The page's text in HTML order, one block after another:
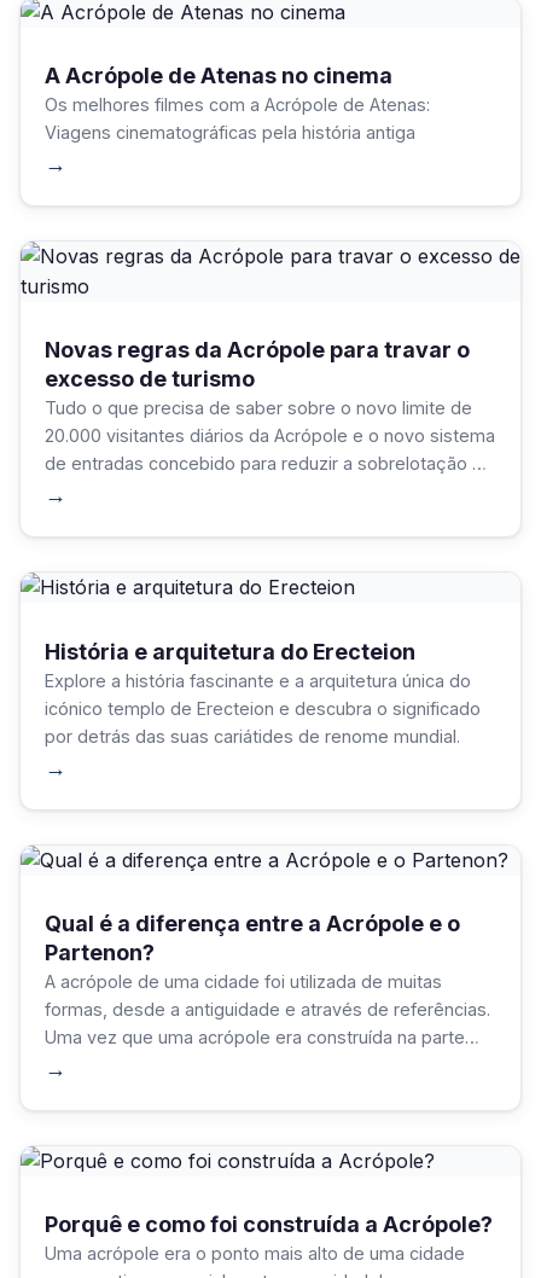
A Acrópole de Atenas no cinema
Os melhores filmes com a Acrópole de Atenas:
Viagens cinematográficas pela história antiga
→
Novas regras da Acrópole para travar o
excesso de turismo
Tudo o que precisa de saber sobre o novo limite de
20.000 visitantes diários da Acrópole e o novo sistema
de entradas concebido para reduzir a sobrelotação e
→
História e arquitetura do Erecteion
Explore a história fascinante e a arquitetura única do
icónico templo de Erecteion e descubra o significado
por detrás das suas cariátides de renome mundial.
→
Qual é a diferença entre a Acrópole e o
Partenon?
A acrópole de uma cidade foi utilizada de muitas
formas, desde a antiguidade e através de referências.
Uma vez que uma acrópole era construída na parte
→
Porquê e como foi construída a Acrópole?
Uma acrópole era o ponto mais alto de uma cidade